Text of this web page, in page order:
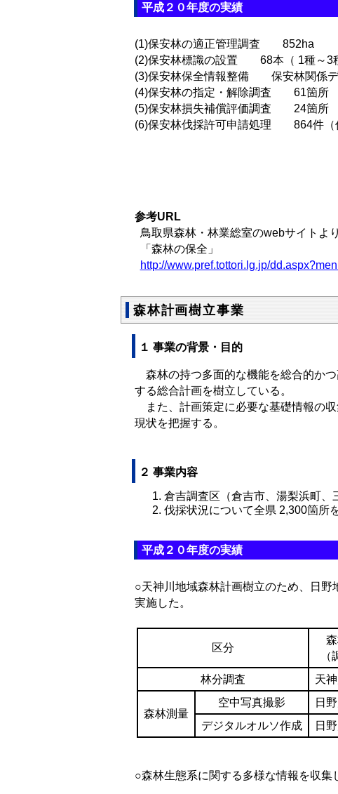
平成２０年度の実績
(1)保安林の適正管理調査 852ha
(2)保安林標識の設置 68本（ 1種～3
(3)保安林保全情報整備 保安林関係デ
(4)保安林の指定・解除調査 61箇所
(5)保安林損失補償評価調査 24箇所
(6)保安林伐採許可申請処理 864件（
参考URL
鳥取県森林・林業総室のwebサイトより
「森林の保全」
http://www.pref.tottori.lg.jp/
森林計画樹立事業
１ 事業の背景・目的
森林の持つ多面的な機能を総合的か
する総合計画を樹立している。
また、計画策定に必要な基礎情報の収
現状を把握する。
２ 事業内容
倉吉調査区（倉吉市、湯梨浜町
伐採状況について全県 2,300箇所
平成２０年度の実績
○天神川地域森林計画樹立のため、日
実施した。
区分
（
林分調査 天
森林測量
空中写真撮影 日
デジタルオルソ作成
日
○森林生態系に関する多様な情報を収集